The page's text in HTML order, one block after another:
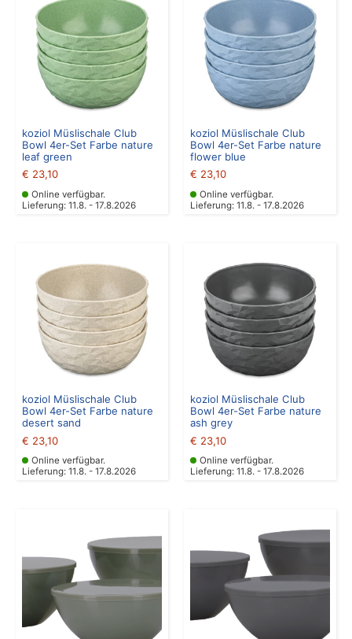
koziol Müslischale Club
Bowl 4er-Set Farbe nature
leaf green
€ 23,10
Online verfügbar.
Lieferung: 11.8. - 17.8.2026
koziol Müslischale Club
Bowl 4er-Set Farbe nature
flower blue
€ 23,10
Online verfügbar.
Lieferung: 11.8. - 17.8.2026
koziol Müslischale Club
Bowl 4er-Set Farbe nature
desert sand
€ 23,10
Online verfügbar.
Lieferung: 11.8. - 17.8.2026
koziol Müslischale Club
Bowl 4er-Set Farbe nature
ash grey
€ 23,10
Online verfügbar.
Lieferung: 11.8. - 17.8.2026